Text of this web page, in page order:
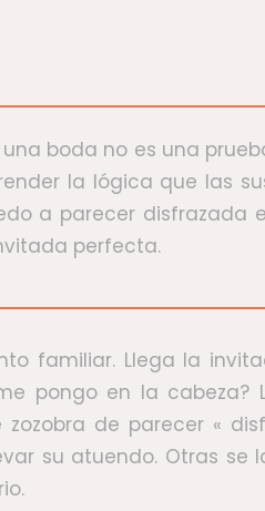
boda no es una
la lógica que las
a parecer disfrazada
perfecta.
familiar. Llega la
pongo en la
de parecer «
su atuendo. Otras